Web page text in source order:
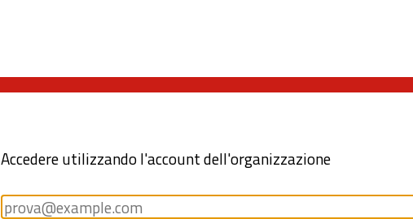
Accedere utilizzando l'account dell'organizzazione